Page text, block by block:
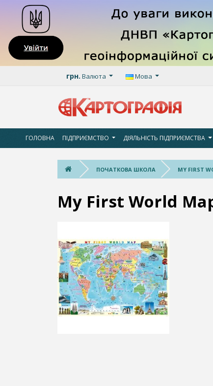
грн. Валюта Мова
ГОЛОВНА ПІДПРИЄМСТВО ДІЯЛЬНІСТЬ ПІДПРИЄМСТВА
ПОЧАТКОВА ШКОЛА MY FIRST
My First World